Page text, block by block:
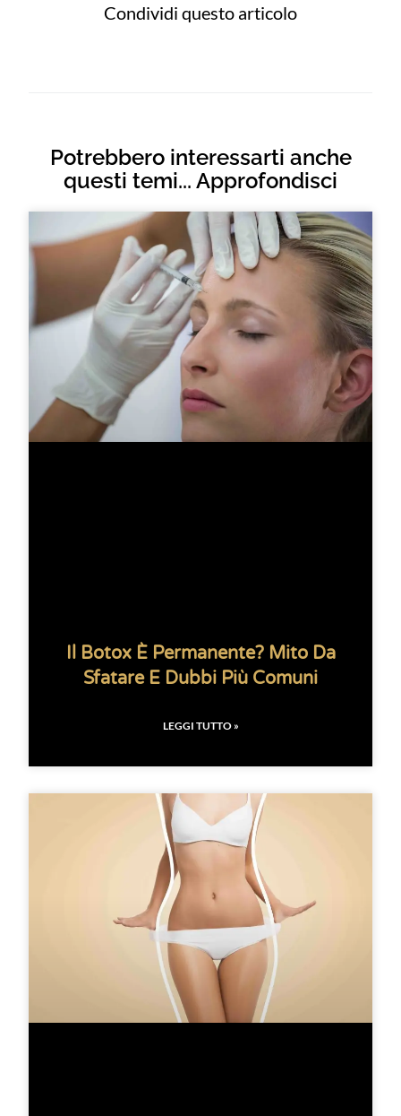
Condividi questo articolo
Potrebbero interessarti anche
questi temi... Approfondisci
Il Botox È Permanente? Mito Da
Sfatare E Dubbi Più Comuni
LEGGI TUTTO »